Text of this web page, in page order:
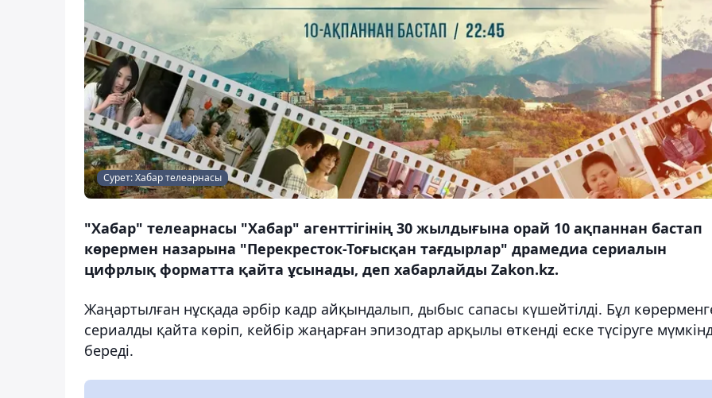
Сурет: Хабар телеарнасы
"Хабар" телеарнасы "Хабар" агенттігінің 30 жылдығына орай 10 ақпаннан бастап
көрермен назарына "Перекресток-Тоғысқан тағдырлар" драмедиа сериалын
цифрлық форматта қайта ұсынады, деп хабарлайды Zakon.kz.
Жаңартылған нұсқада әрбір кадр айқындалып, дыбыс сапасы күшейтілді. Бұл
сериалды қайта көріп, кейбір жаңарған эпизодтар арқылы өткенді еске түсіруге
береді.